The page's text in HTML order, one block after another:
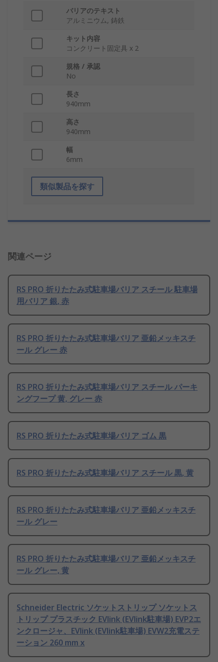
バリアのテキスト
アルミニウム, 鋳鉄
キット内容
コンクリート固定具 x 2
規格 / 承認
No
長さ
940mm
高さ
940mm
幅
6mm
類似製品を探す
関連ページ
RS PRO 折りたたみ式駐車場バリア スチール 駐車場
用バリア 銀, 赤
RS PRO 折りたたみ式駐車場バリア 亜鉛メッキスチ
ール グレー 赤
RS PRO 折りたたみ式駐車場バリア スチール パーキ
ングフープ 黄, グレー 赤
RS PRO 折りたたみ式駐車場バリア ゴム 黒
RS PRO 折りたたみ式駐車場バリア スチール 黒, 黄
RS PRO 折りたたみ式駐車場バリア 亜鉛メッキスチ
ール グレー
RS PRO 折りたたみ式駐車場バリア 亜鉛メッキスチ
ール グレー, 黄
Schneider Electric ソケットストリップ ソケットス
トリップ プラスチック EVlink (EVlink駐車場) EVP2エ
ンクロージャ、EVlink (EVlink駐車場) EVW2充電ステ
ーション 260 mm x